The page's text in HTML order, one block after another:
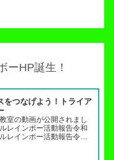
ーHP誕生！
をつなげよう！トライア
室の動画が公開されまし
レインボー活動報告令和
レインボー活動報告令和
年トライアングルレイン